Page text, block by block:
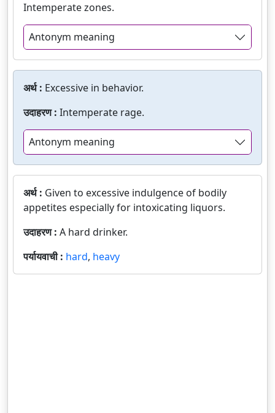
Intemperate zones.
Antonym meaning
अर्थ : Excessive in behavior.
उदाहरण : Intemperate rage.
Antonym meaning
अर्थ : Given to excessive indulgence of bodily
appetites especially for intoxicating liquors.
उदाहरण : A hard drinker.
पर्यायवाची : hard, heavy